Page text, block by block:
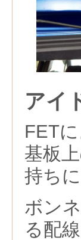
アイ
FET
基板
持ち
ボン
る配